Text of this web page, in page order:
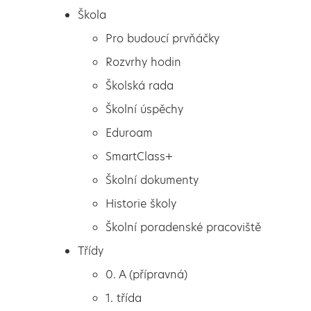
Pro budoucí prvňáčky
Rozvrhy hodin
Školská rada
Škola
Pro budoucí prvňáčky
Rozvrhy hodin
Školská rada
Školní úspěchy
Eduroam
SmartClass+
Školní dokumenty
Historie školy
Školní poradenské pracoviště
Třídy
0. A (přípravná)
1. třída
DEN NARUBY